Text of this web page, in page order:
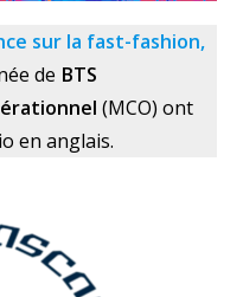
sur la fast-fashion,
de BTS
(MCO) ont
en anglais.